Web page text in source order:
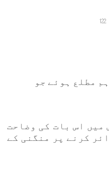
پر ہم مطلع ہوئے جو
اس بات کی وضاحت
کرنے پر منگنی کے